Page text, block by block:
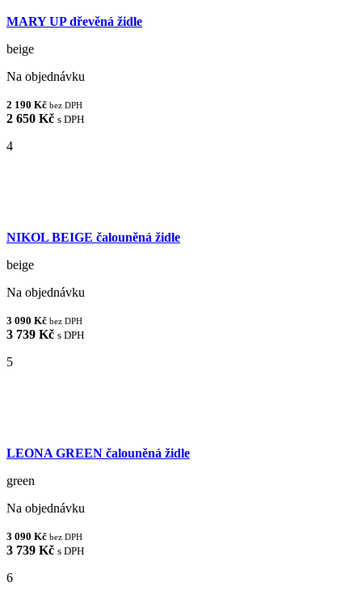
MARY UP dřevěná židle
beige
Na objednávku
2 190 Kč bez DPH
2 650 Kč s DPH
4
NIKOL BEIGE čalouněná židle
beige
Na objednávku
3 090 Kč bez DPH
3 739 Kč s DPH
5
LEONA GREEN čalouněná židle
green
Na objednávku
3 090 Kč bez DPH
3 739 Kč s DPH
6